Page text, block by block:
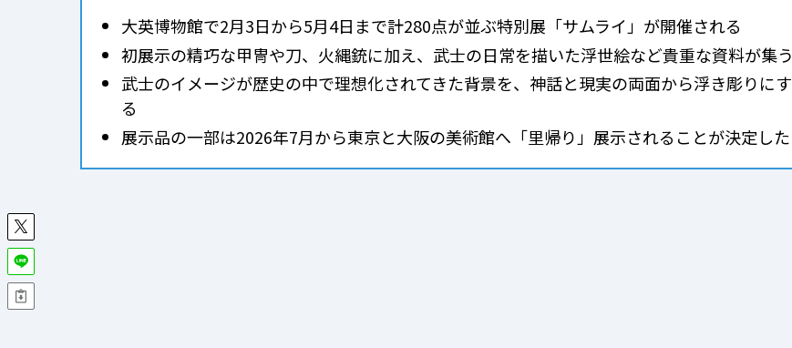
大英博物館で2月3日から5月4日まで計280点が並ぶ特別展「サムライ」が開催される
初展示の精巧な甲冑や刀、火縄銃に加え、武士の日常を描いた浮世絵など貴重な資料が集う
武士のイメージが歴史の中で理想化されてきた背景を、神話と現実の両面から浮き彫りにす
る
展示品の一部は2026年7月から東京と大阪の美術館へ「里帰り」展示されることが決定した